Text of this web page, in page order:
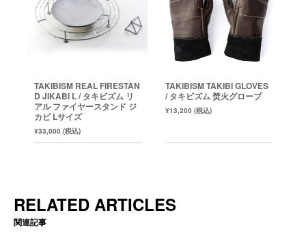
TAKIBISM REAL FIRESTAN
D JIKABI L / タキビズム リ
アル ファイヤースタンド ジ
カビ Lサイズ
¥33,000 (税込)
TAKIBISM TAKIBI GLOVES
/ タキビズム 焚火グローブ
¥13,200 (税込)
RELATED ARTICLES
関連記事